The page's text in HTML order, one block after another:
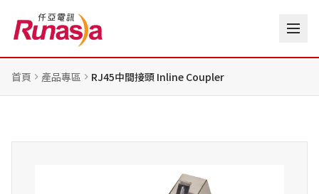
首頁 產品專區 RJ45中間接頭 Inline Coupler